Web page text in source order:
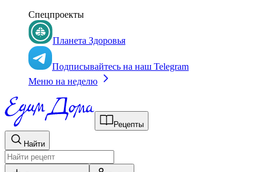
Спецпроекты
Планета Здоровья
Подписывайтесь на наш Telegram
Меню на неделю
Рецепты
Найти